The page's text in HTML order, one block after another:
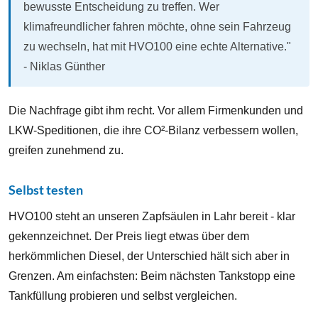
bewusste Entscheidung zu treffen. Wer
klimafreundlicher fahren möchte, ohne sein Fahrzeug
zu wechseln, hat mit HVO100 eine echte Alternative."
- Niklas Günther
Die Nachfrage gibt ihm recht. Vor allem Firmenkunden und
LKW-Speditionen, die ihre CO²-Bilanz verbessern wollen,
greifen zunehmend zu.
Selbst testen
HVO100 steht an unseren Zapfsäulen in Lahr bereit - klar
gekennzeichnet. Der Preis liegt etwas über dem
herkömmlichen Diesel, der Unterschied hält sich aber in
Grenzen. Am einfachsten: Beim nächsten Tankstopp eine
Tankfüllung probieren und selbst vergleichen.